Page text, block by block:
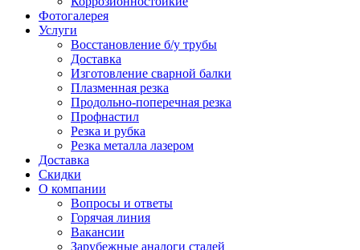
Фотогалерея
Услуги
Восстановление б/у трубы
Доставка
Изготовление сварной балки
Плазменная резка
Продольно-поперечная резка
Профнастил
Резка и рубка
Резка металла лазером
Доставка
Скидки
О компании
Вопросы и ответы
Горячая линия
Вакансии
Зарубежные аналоги сталей